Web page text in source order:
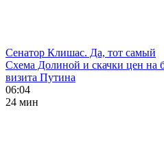
Сенатор Клишас. Да, тот самый
Схема Долиной и скачки цен на
визита Путина
06:04
24 мин